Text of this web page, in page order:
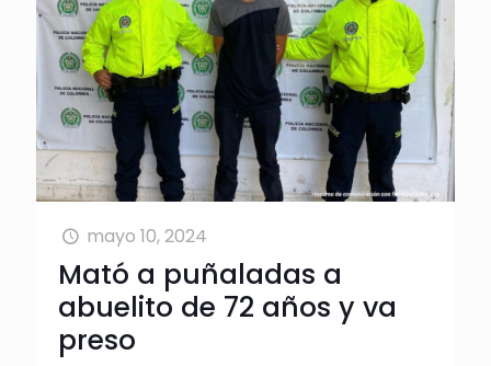
mayo 10, 2024
Mató a puñaladas a
abuelito de 72 años y va
preso